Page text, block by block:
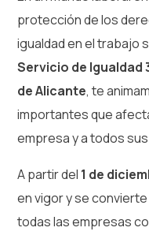
protección de los
igualdad en el trabajo
Servicio de Igualdad
de Alicante, te
importantes que
empresa y a todos
A partir del 1 de
en vigor y se
todas las empresas